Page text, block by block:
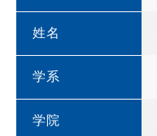
姓名
学系
学院